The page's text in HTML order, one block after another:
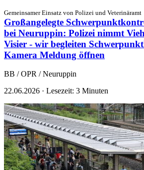
Gemeinsamer Einsatz von Polizei und Veterinäramt
Großangelegte
bei Neuruppin: Polizei nimmt
Visier - wir begleiten
Kamera Meldung öffnen
BB / OPR / Neuruppin
22.06.2026 · Lesezeit: 3 Minuten